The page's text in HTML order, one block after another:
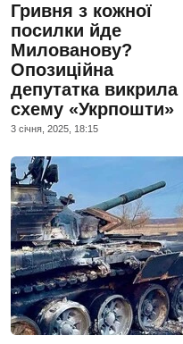
Гривня з кожної
посилки йде
Милованову?
Опозиційна
депутатка викрила
схему «Укрпошти»
3 сiчня, 2025, 18:15